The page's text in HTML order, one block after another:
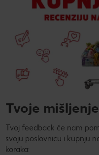
Tvoje
Tvoj feedback će nam
svoju poslovnicu i kupnju
koraka: